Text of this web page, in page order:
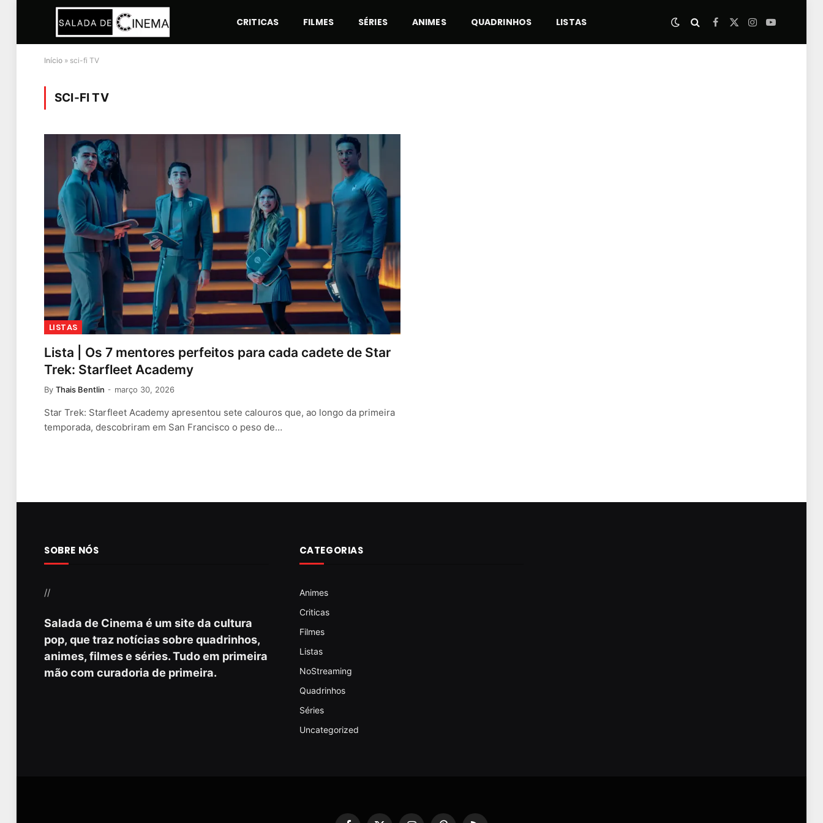
CRITICAS FILMES SÉRIES ANIMES QUADRINHOS LISTAS Facebook
X
Instagram
YouTube
Início » sci-fi TV
SCI-FI TV
LISTAS
Lista | Os 7 mentores perfeitos para cada cadete de Star
Trek: Starfleet Academy
By Thais Bentlin março 30, 2026
Star Trek: Starfleet Academy apresentou sete calouros que, ao longo da primeira
temporada, descobriram em San Francisco o peso de…
SOBRE NÓS
//
Salada de Cinema é um site da cultura
pop, que traz notícias sobre quadrinhos,
animes, filmes e séries. Tudo em primeira
mão com curadoria de primeira.
CATEGORIAS
Animes
Criticas
Filmes
Listas
NoStreaming
Quadrinhos
Séries
Uncategorized